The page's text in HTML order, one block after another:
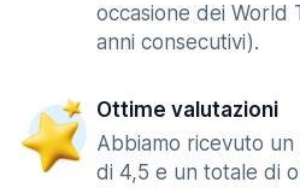
occasione dei World
anni consecutivi).
Ottime valutazioni
Abbiamo ricevuto
di 4,5 e un totale di